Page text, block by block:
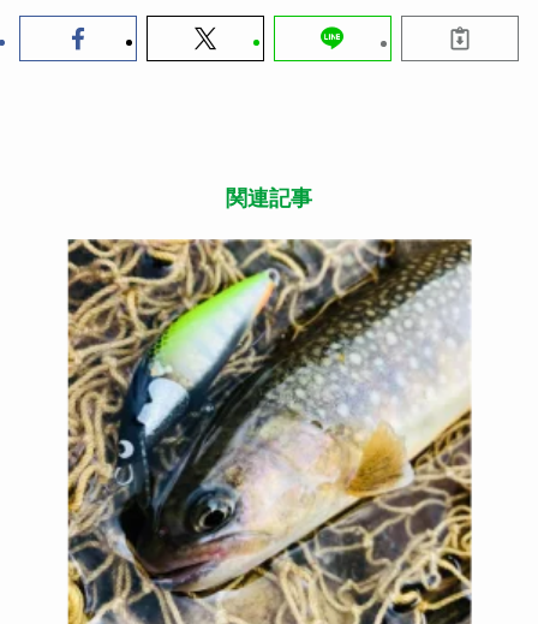
◎完熟綿を使用
しっかり熟した完熟綿は、普通の綿に比べて1本の
手摘みで収穫しています。手摘みすることで、夾雑
物の少ない、白くてふんわりやわらかなコットンボ
ールが採取できます。
・日本製：西川の厳しい品質基準を満たした国内の
縫製工場にて丁寧に仕上げました。
・洗える：ご家庭でお洗濯できるので、繰り返し使
うことができます。
・立体形状：西川独自の形状でつけ心地が良く、顔
のラインにすっきりフィットします。
・耳紐長さ調節：耳紐はご自分に合った長さに結ん
で調節できます。